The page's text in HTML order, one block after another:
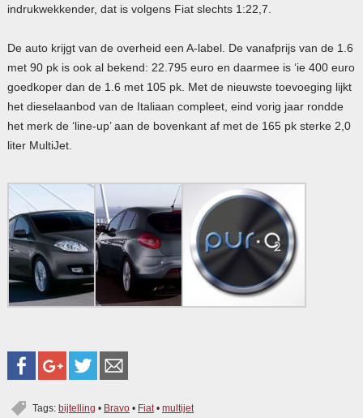
indrukwekkender, dat is volgens Fiat slechts 1:22,7.
De auto krijgt van de overheid een A-label. De vanafprijs van de 1.6
met 90 pk is ook al bekend: 22.795 euro en daarmee is ‘ie 400 euro
goedkoper dan de 1.6 met 105 pk. Met de nieuwste toevoeging lijkt
het dieselaanbod van de Italiaan compleet, eind vorig jaar rondde
het merk de ‘line-up’ aan de bovenkant af met de 165 pk sterke 2,0
liter MultiJet.
Tags: bijtelling • Bravo• Fiat• multijet